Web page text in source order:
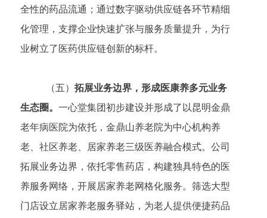
全性的药品流通；通过数字驱动供应链各环节精细
化管理，支撑企业快速扩张与服务质量提升，为行
业树立了医药供应链创新的标杆。
（五） 拓展业务边界，形成医康养多元业务
生态圈。 一心堂集团初步建设并形成了以昆明金鼎
老年病医院为依托，金鼎山养老院为中心机构养
老、社区养老、居家养老三级医养融合模式。公司
拓展业务边界，依托零售药店，构建独具特色的医
养服务网络，开展居家养老网格化服务。筛选大型
门店设立居家养老服务驿站，为老人提供便捷药品